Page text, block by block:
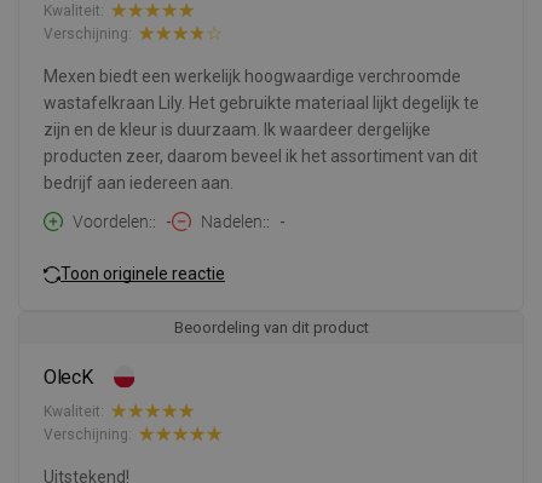
Kwaliteit:
Verschijning:
Mexen biedt een werkelijk hoogwaardige verchroomde
wastafelkraan Lily. Het gebruikte materiaal lijkt degelijk te
zijn en de kleur is duurzaam. Ik waardeer dergelijke
producten zeer, daarom beveel ik het assortiment van dit
bedrijf aan iedereen aan.
Voordelen:
- Nadelen: -
Toon originele reactie
Beoordeling van dit product
OlecK
Kwaliteit:
Verschijning:
Uitstekend!